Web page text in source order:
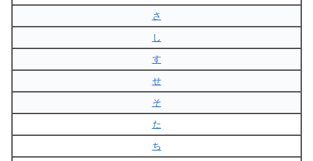
さ
し
す
せ
そ
た
ち